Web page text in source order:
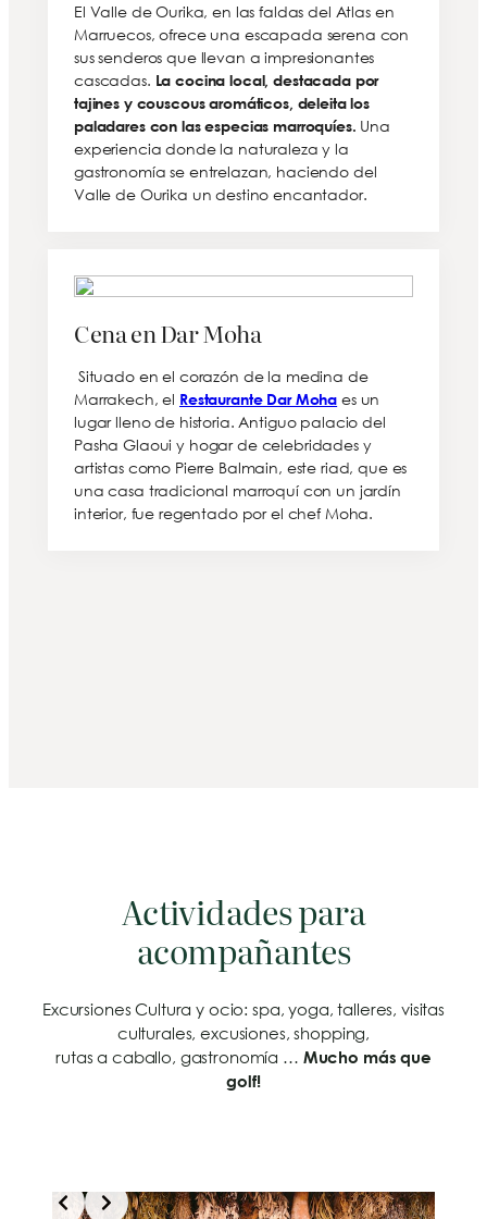
El Valle de Ourika, en las faldas del Atlas en
Marruecos, ofrece una escapada serena con
sus senderos que llevan a impresionantes
cascadas. La cocina local, destacada por
tajines y couscous aromáticos, deleita los
paladares con las especias marroquíes. Una
experiencia donde la naturaleza y la
gastronomía se entrelazan, haciendo del
Valle de Ourika un destino encantador.
Cena en Dar Moha
Situado en el corazón de la medina de
Marrakech, el Restaurante Dar Moha es un
lugar lleno de historia. Antiguo palacio del
Pasha Glaoui y hogar de celebridades y
artistas como Pierre Balmain, este riad, que es
una casa tradicional marroquí con un jardín
interior, fue regentado por el chef Moha.
Actividades para
acompañantes
Excursiones Cultura y ocio: spa, yoga, talleres, visitas
culturales, excusiones, shopping,
rutas a caballo, gastronomía … Mucho más que
golf!
Slide 2 of 3